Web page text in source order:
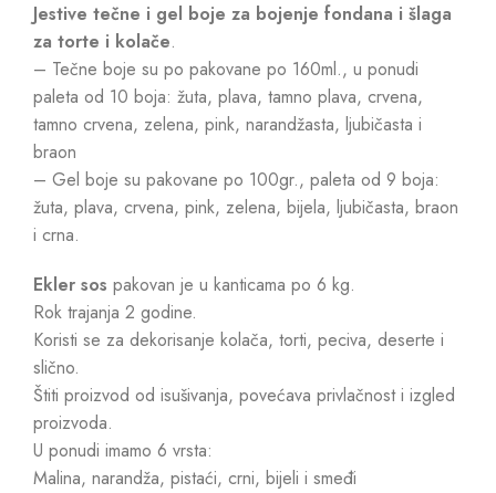
Jestive tečne i gel boje za bojenje fondana i šlaga
za torte i kolače.
– Tečne boje su po pakovane po 160ml., u ponudi
paleta od 10 boja: žuta, plava, tamno plava, crvena,
tamno crvena, zelena, pink, narandžasta, ljubičasta i
braon
– Gel boje su pakovane po 100gr., paleta od 9 boja:
žuta, plava, crvena, pink, zelena, bijela, ljubičasta, braon
i crna.
Ekler sos pakovan je u kanticama po 6 kg.
Rok trajanja 2 godine.
Koristi se za dekorisanje kolača, torti, peciva, deserte i
slično.
Štiti proizvod od isušivanja, povećava privlačnost i izgled
proizvoda.
U ponudi imamo 6 vrsta:
Malina, narandža, pistaći, crni, bijeli i smeđi